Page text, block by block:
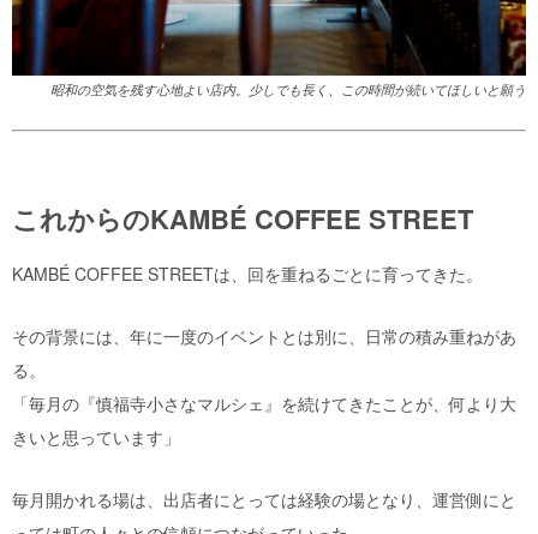
昭和の空気を残す心地よい店内。少しでも長く、この時間が続いてほしいと願う
これからのKAMBÉ COFFEE STREET
KAMBÉ COFFEE STREETは、回を重ねるごとに育ってきた。
その背景には、年に一度のイベントとは別に、日常の積み重ねがあ
る。
「毎月の『慎福寺小さなマルシェ』を続けてきたことが、何より大
きいと思っています」
毎月開かれる場は、出店者にとっては経験の場となり、運営側にと